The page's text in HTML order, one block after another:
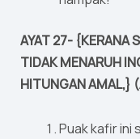
AYAT 27- {KERANA
TIDAK MENARUH
HITUNGAN AMAL,}
Puak kafir ini